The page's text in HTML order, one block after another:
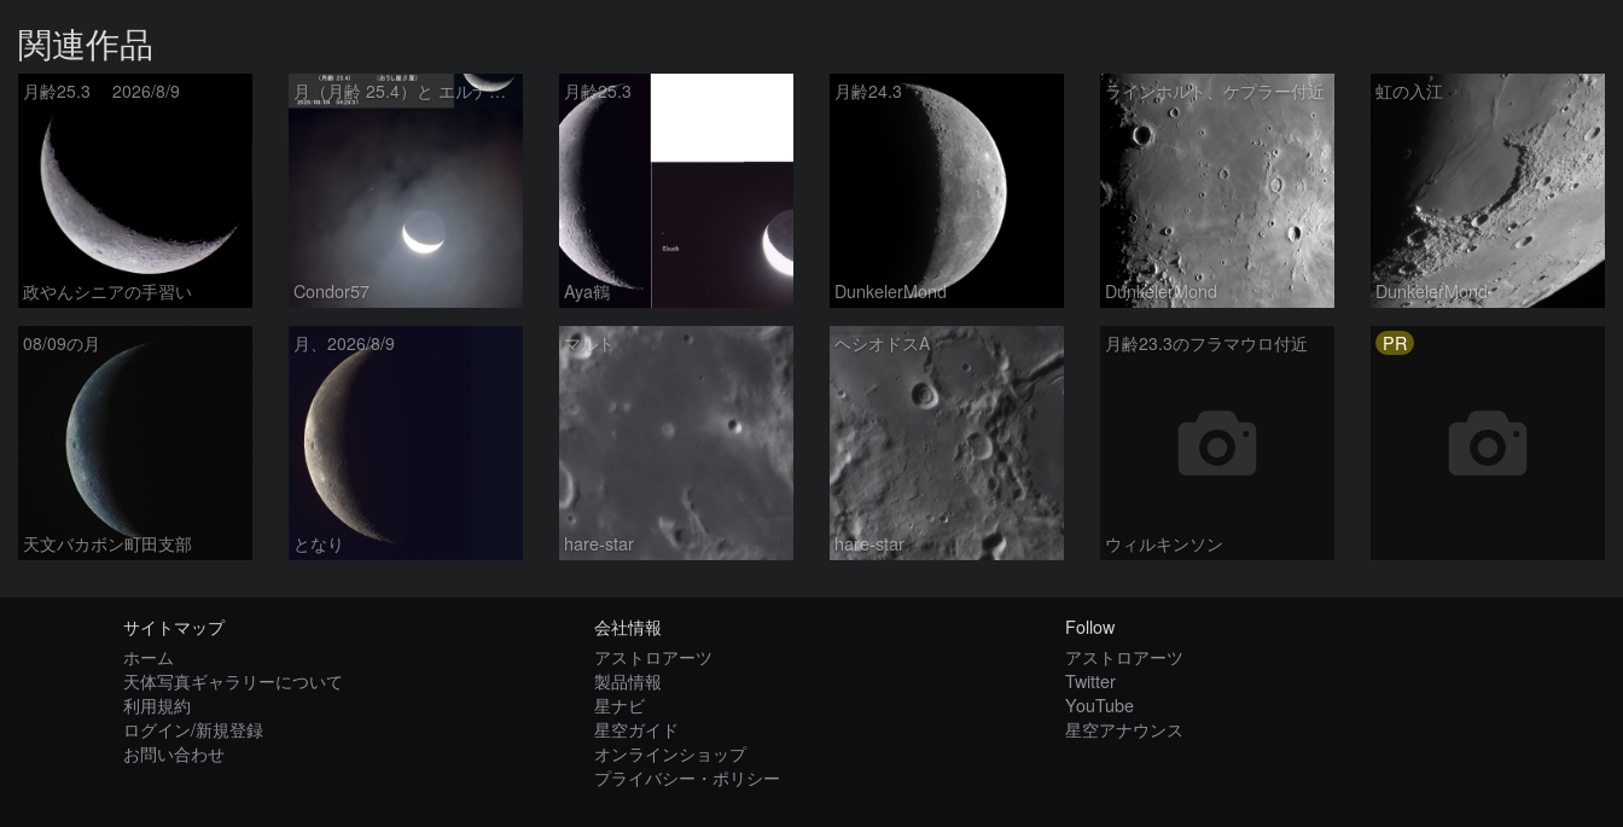
関連作品
月齢25.3 2026/8/9
政やんシニアの手習い
月（月齢 25.4）と エルナト（おうし座β星）
Condor57
月齢25.3
Aya鶴
月齢24.3
DunkelerMond
ラインホルト、ケプラー付近
DunkelerMond
虹の入江
DunkelerMond
08/09の月
天文バカボン町田支部
月、2026/8/9
となり
マルト
hare-star
ヘシオドスA
hare-star
月齢23.3のフラマウロ付近
ウィルキンソン
PR
サイトマップ
ホーム
天体写真ギャラリーについて
利用規約
ログイン/新規登録
お問い合わせ
会社情報
アストロアーツ
製品情報
星ナビ
星空ガイド
オンラインショップ
プライバシー・ポリシー
Follow
アストロアーツ
Twitter
YouTube
星空アナウンス